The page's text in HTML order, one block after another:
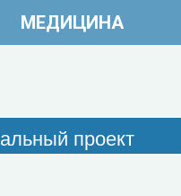
МЕДИЦИНА
проект